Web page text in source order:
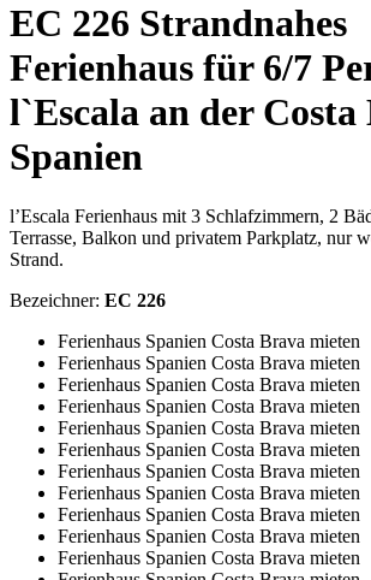
EC 226 Strandnahes
Ferienhaus für 6/7
l`Escala an der
Spanien
l’Escala Ferienhaus mit 3 Schlafzimmern, 2
Terrasse, Balkon und privatem Parkplatz, nur
Strand.
Bezeichner: EC 226
Ferienhaus Spanien Costa Brava mieten
Ferienhaus Spanien Costa Brava mieten
Ferienhaus Spanien Costa Brava mieten
Ferienhaus Spanien Costa Brava mieten
Ferienhaus Spanien Costa Brava mieten
Ferienhaus Spanien Costa Brava mieten
Ferienhaus Spanien Costa Brava mieten
Ferienhaus Spanien Costa Brava mieten
Ferienhaus Spanien Costa Brava mieten
Ferienhaus Spanien Costa Brava mieten
Ferienhaus Spanien Costa Brava mieten